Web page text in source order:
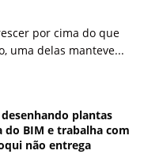
por cima do que
uma delas manteve...
plantas
do BIM e trabalha com
não entrega